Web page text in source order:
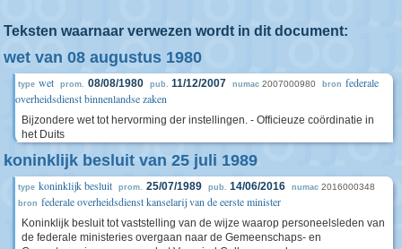
Teksten waarnaar verwezen wordt in dit document:
wet van 08 augustus 1980
type wet prom. 08/08/1980 pub. 11/12/2007 numac 2007000980 bron federale
overheidsdienst binnenlandse zaken
Bijzondere wet tot hervorming der instellingen. - Officieuze coördinatie in
het Duits
koninklijk besluit van 25 juli 1989
type koninklijk besluit prom. 25/07/1989 pub. 14/06/2016 numac 2016000348
bron federale overheidsdienst kanselarij van de eerste minister
Koninklijk besluit tot vaststelling van de wijze waarop personeelsleden van
de federale ministeries overgaan naar de Gemeenschaps- en